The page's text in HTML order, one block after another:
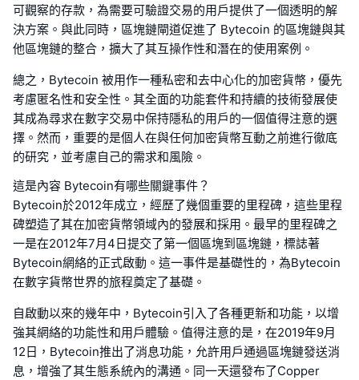
可觀察的存款，為需要可驗證交易的用戶提供了一個透明的解
決方案。與此同時，區塊鏈閘道促進了 Bytecoin 的區塊鏈與其
他區塊鏈的整合，擴大了其互操作性和潛在的使用案例。
總之，Bytecoin 被用作一種私密和去中心化的加密貨幣，優先
考慮匿名性和安全性。其全面的功能套件和持續的技術發展使
其成為尋求在數字交易中保持隱私的用戶的一個值得注意的選
擇。然而，重要的是個人在與任何加密貨幣互動之前進行徹底
的研究，並考慮自己的需求和風險。
這是內容 Bytecoin有哪些關鍵事件？
Bytecoin於2012年成立，經歷了幾個重要的里程碑，這些里程
碑塑造了其在加密貨幣領域內的發展和採用。最早的里程碑之
一是在2012年7月4日提交了第一個區塊到區塊鏈，標誌著
Bytecoin網絡的正式啟動。這一事件是基礎性的，為Bytecoin
在數字貨幣世界的旅程奠定了基礎。
自啟動以來的幾年中，Bytecoin引入了各種更新和功能，以增
強其網絡的功能性和用戶體驗。值得注意的是，在2019年9月
12日，Bytecoin推出了消息功能，允許用戶通過區塊鏈發送消
息，增強了其生態系統內的溝通。同一天還發布了Copper